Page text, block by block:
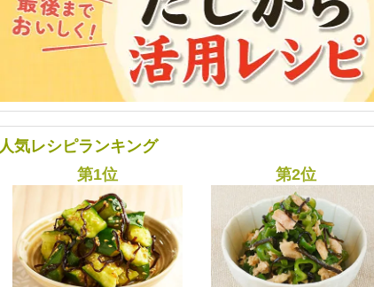
人気レシピランキング